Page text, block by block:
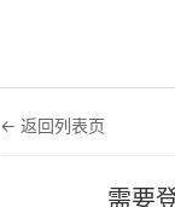
← 返回列表页
需要